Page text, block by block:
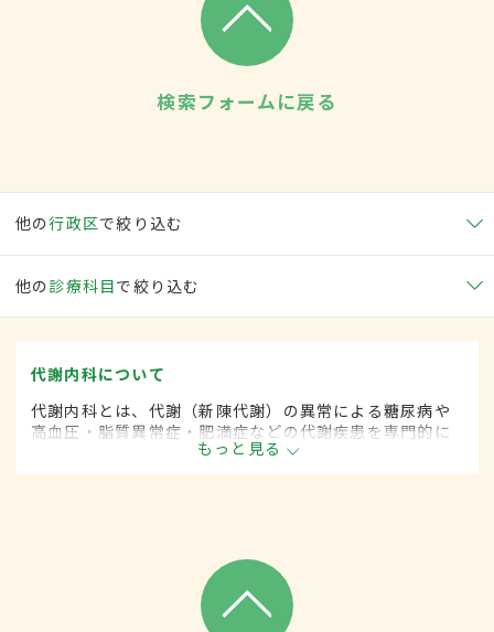
検索フォームに戻る
他の行政区で絞り込む
他の 診療科目で絞り込む
代謝内科について
代謝内科とは、代謝（新陳代謝）の異常による糖尿病や
高血圧・脂質異常症・肥満症などの代謝疾患を専門的に
取り扱う内科の一領域です。
もっと見る